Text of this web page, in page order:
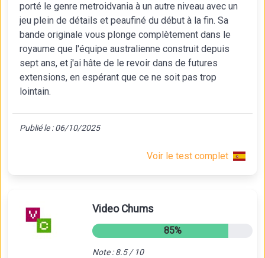
porté le genre metroidvania à un autre niveau avec un
jeu plein de détails et peaufiné du début à la fin. Sa
bande originale vous plonge complètement dans le
royaume que l'équipe australienne construit depuis
sept ans, et j'ai hâte de le revoir dans de futures
extensions, en espérant que ce ne soit pas trop
lointain.
Publié le : 06/10/2025
Voir le test complet
Video Chums
85%
Note : 8.5 / 10